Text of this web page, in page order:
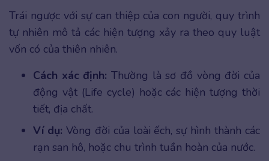
Trái ngược với sự can thiệp của con người, quy trình
tự nhiên mô tả các hiện tượng xảy ra theo quy luật
vốn có của thiên nhiên.
Cách xác định: Thường là sơ đồ vòng đời của
động vật (Life cycle) hoặc các hiện tượng thời
tiết, địa chất.
Ví dụ: Vòng đời của loài ếch, sự hình thành các
rạn san hô, hoặc chu trình tuần hoàn của nước.